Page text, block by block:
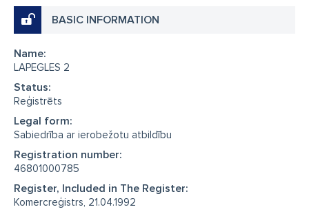
BASIC INFORMATION
Name:
LAPEGLES 2
Status:
Reģistrēts
Legal form:
Sabiedrība ar ierobežotu atbildību
Registration number:
46801000785
Register, Included in The Register:
Komercreģistrs, 21.04.1992